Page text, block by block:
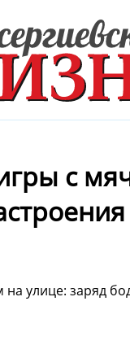
с
улице: заряд